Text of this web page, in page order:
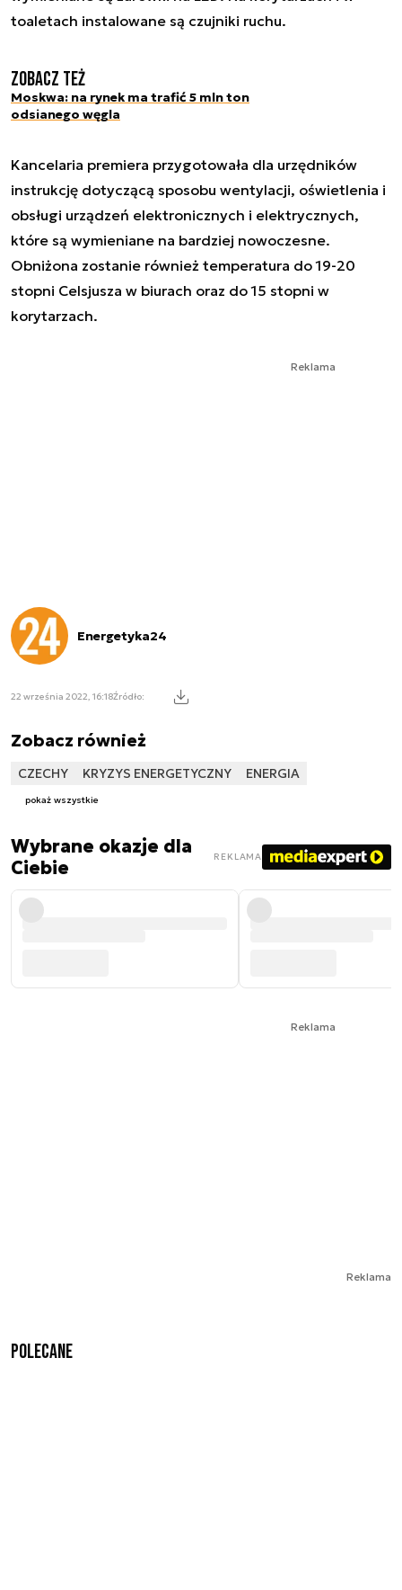
toaletach instalowane są czujniki ruchu.
Zobacz też
Moskwa: na rynek ma trafić 5 mln ton
odsianego węgla
Kancelaria premiera przygotowała dla urzędników
instrukcję dotyczącą sposobu wentylacji, oświetlenia i
obsługi urządzeń elektronicznych i elektrycznych,
które są wymieniane na bardziej nowoczesne.
Obniżona zostanie również temperatura do 19-20
stopni Celsjusza w biurach oraz do 15 stopni w
korytarzach.
Reklama
Energetyka24
22 września 2022, 16:18Źródło:
Zobacz również
CZECHY KRYZYS ENERGETYCZNY ENERGIA
pokaż wszystkie
Wybrane okazje dla
Ciebie
REKLAMA
Reklama
Reklama
Polecane